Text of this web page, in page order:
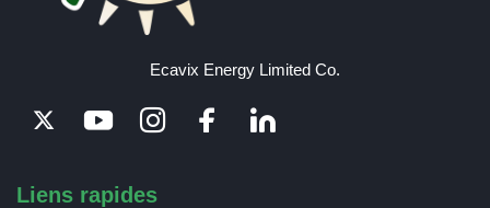
Ecavix Energy Limited Co.
Liens rapides